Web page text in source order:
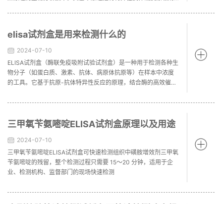
标物质。ELISA试剂盒具有高灵敏度、高特异性和重复性好的优点
elisa试剂盒是用来检测什么的
2024-07-10
ELISA试剂盒​（酶联免疫吸附试验试剂盒）是一种用于检测各种生
物分子（如蛋白质、激素、抗体、病原体抗原等）在样本中浓度
的工具。它基于抗原-抗体特异性反应的原理，结合酶的高效催化
量。
三甲氧苄氨嘧啶ELISA试剂盒原理以及用途
2024-07-10
三甲氧苄氨嘧啶ELISA试剂盒可快速检测组织中磺胺增效剂三甲氧
苄氨嘧啶的残留，整个检测过程只需要 15～20 分钟，适用于企
业、检测机构、监督部门的现场快速检测